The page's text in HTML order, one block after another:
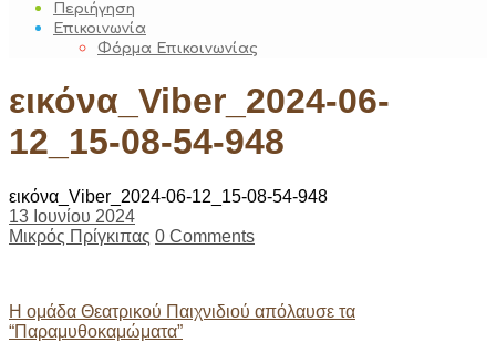
Περιήγηση
Επικοινωνία
Φόρμα Επικοινωνίας
εικόνα_Viber_2024-06-
12_15-08-54-948
εικόνα_Viber_2024-06-12_15-08-54-948
13 Ιουνίου 2024
Μικρός Πρίγκιπας 0 Comments
Post
navigation
Η ομάδα Θεατρικού Παιχνιδιού απόλαυσε τα
“Παραμυθοκαμώματα”